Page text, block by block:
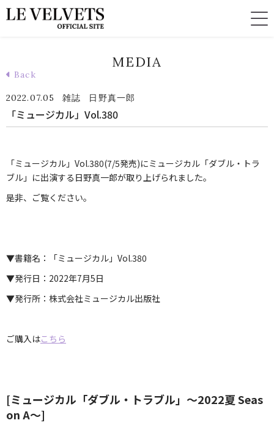
MEDIA
Back
2022.07.05 雑誌 日野真一郎
「ミュージカル」Vol.380
「ミュージカル」Vol.380(7/5発売)にミュージカル「ダブル・トラ
ブル」に出演する日野真一郎が取り上げられました。
是非、ご覧ください。
▼書籍名：「ミュージカル」Vol.380
▼発行日：2022年7月5日
▼発行所：株式会社ミュージカル出版社
ご購入はこちら
[ミュージカル「ダブル・トラブル」～2022夏 Seas
on A～]